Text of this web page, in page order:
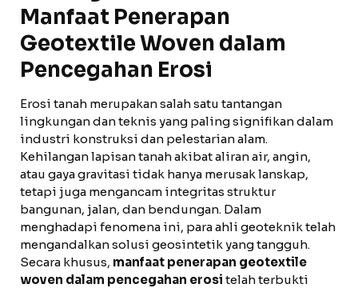
Manfaat Penerapan
Geotextile Woven dalam
Pencegahan Erosi
Erosi tanah merupakan salah satu tantangan
lingkungan dan teknis yang paling signifikan dalam
industri konstruksi dan pelestarian alam.
Kehilangan lapisan tanah akibat aliran air, angin,
atau gaya gravitasi tidak hanya merusak lanskap,
tetapi juga mengancam integritas struktur
bangunan, jalan, dan bendungan. Dalam
menghadapi fenomena ini, para ahli geoteknik telah
mengandalkan solusi geosintetik yang tangguh.
Secara khusus, manfaat penerapan geotextile
woven dalam pencegahan erosi telah terbukti